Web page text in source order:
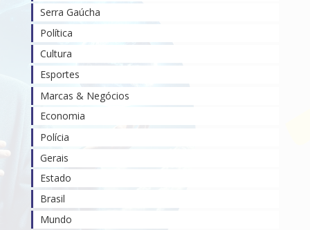
Serra Gaúcha
Política
Cultura
Esportes
Marcas & Negócios
Economia
Polícia
Gerais
Estado
Brasil
Mundo